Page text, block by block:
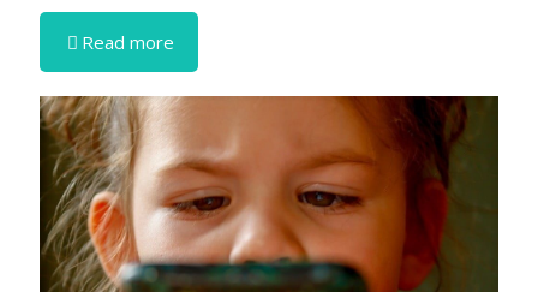
Read more